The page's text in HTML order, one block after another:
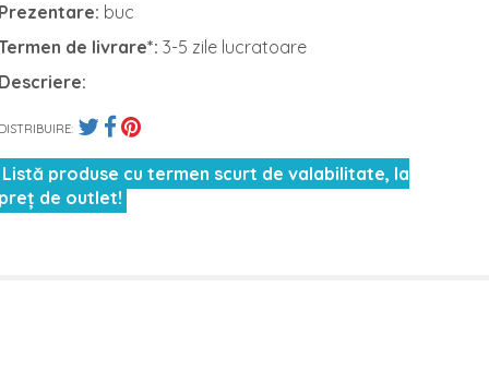
buc
de livrare*:3-5 zile lucratoare
Listă produse cu termen scurt de valabilitate, la
de outlet!